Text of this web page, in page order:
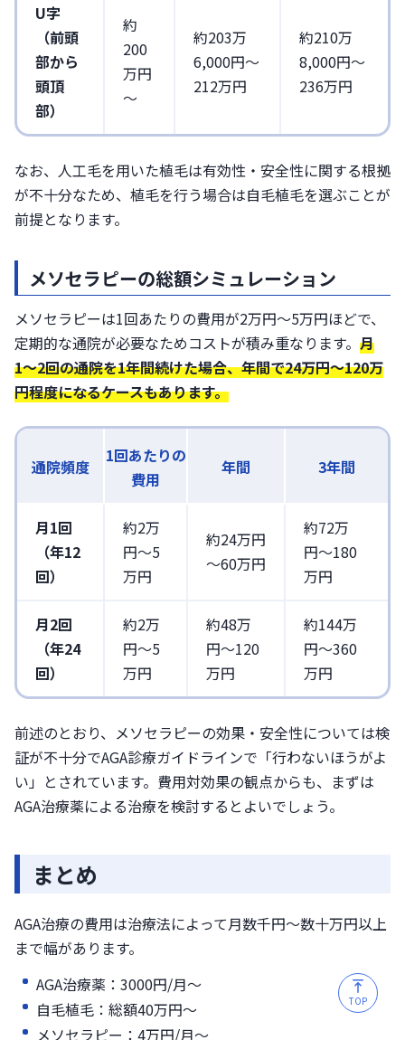
U字
（前頭
部から
頭頂
部）
約
200
万円
～
約203万
6,000円〜
212万円
約210万
8,000円〜
236万円
なお、人工毛を用いた植毛は有効性・安全性に関する根拠
が不十分なため、植毛を行う場合は自毛植毛を選ぶことが
前提となります。
メソセラピーの総額シミュレーション
メソセラピーは1回あたりの費用が2万円～5万円ほどで、
定期的な通院が必要なためコストが積み重なります。 月
1〜2回の通院を1年間続けた場合、年間で24万円〜120万
円程度になるケースもあります。
通院頻度
1回あたりの
費用
年間 3年間
月1回
（年12
回）
約2万
円～5
万円
約24万円
～60万円
約72万
円〜180
万円
月2回
（年24
回）
約2万
円～5
万円
約48万
円〜120
万円
約144万
円〜360
万円
前述のとおり、メソセラピーの効果・安全性については検
証が不十分でAGA診療ガイドラインで「行わないほうがよ
い」とされています。費用対効果の観点からも、まずは
AGA治療薬による治療を検討するとよいでしょう。
まとめ
AGA治療の費用は治療法によって月数千円〜数十万円以上
まで幅があります。
AGA治療薬：3000円/月～
自毛植毛：総額40万円～
メソセラピー：4万円/月～
TOP